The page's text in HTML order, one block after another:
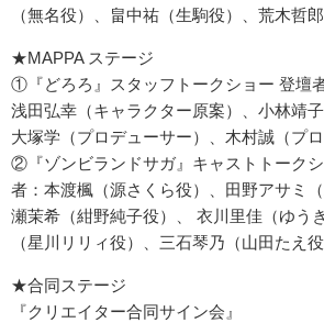
（無名役）、畠中祐（生駒役）、荒木哲郎
★MAPPA ステージ
①『どろろ』スタッフトークショー 登壇
浅田弘幸（キャラクター原案）、小林靖子
大塚学（プロデューサー）、木村誠（プロ
②『ゾンビランドサガ』キャストトーク
者：本渡楓（源さくら役）、田野アサミ
瀬茉希（紺野純子役）、 衣川里佳（ゆう
（星川リリィ役）、三石琴乃（山田たえ
★合同ステージ
『クリエイター合同サイン会』